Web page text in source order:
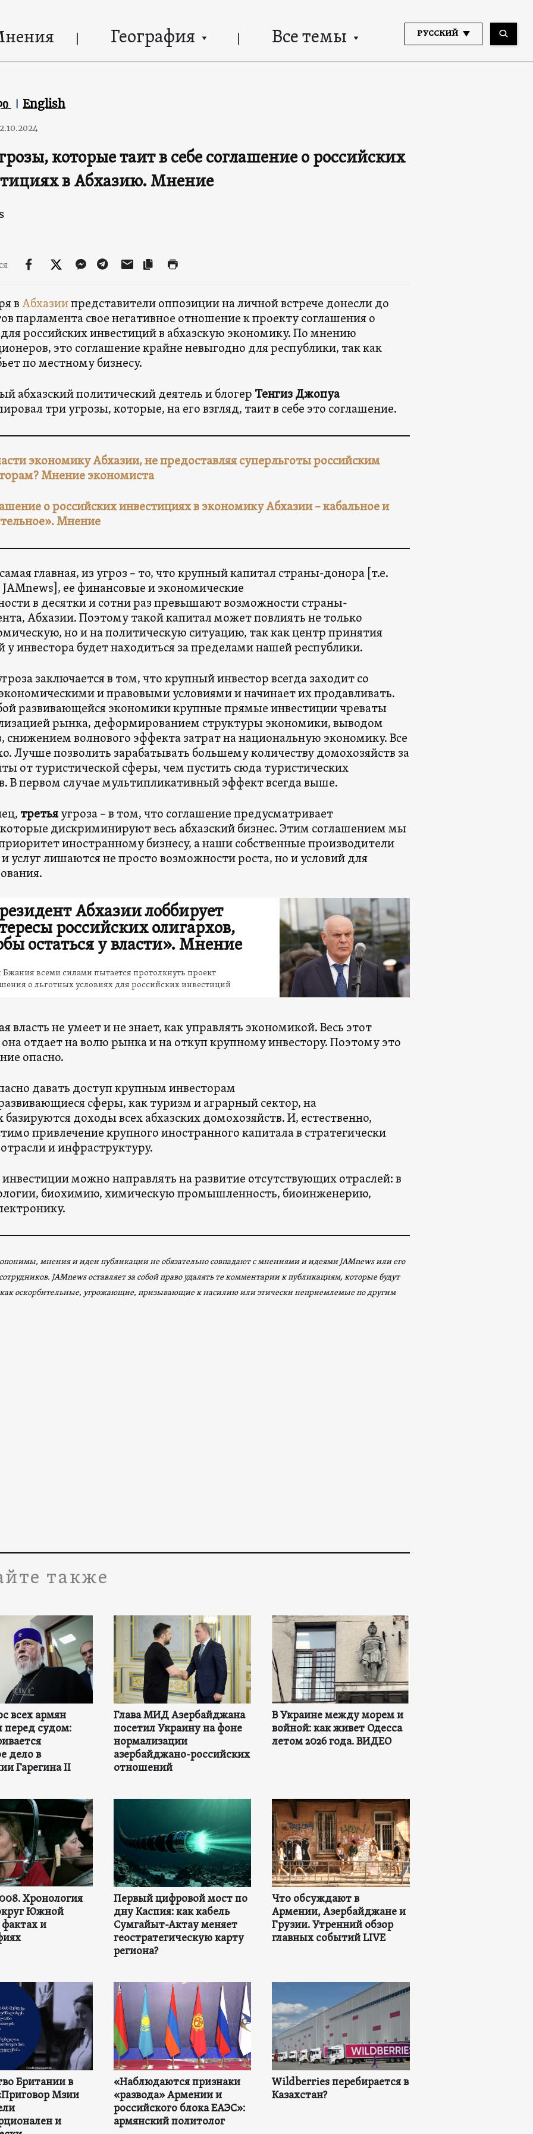
География Все темы РУССКИЙ
English
которые таит в себе соглашение о российских
в Абхазию. Мнение
вАбхазиипредставители оппозиции на личной встрече донесли до
парламента свое негативное отношение к проекту соглашения о
российских инвестиций в абхазскую экономику. По мнению
это соглашение крайне невыгодно для республики, так как
по местному бизнесу.
абхазский политический деятель и блогер Тенгиз Джопуа
три угрозы, которые, на его взгляд, таит в себе это соглашение.
экономику Абхазии, не предоставляя суперльготы российским
Мнение экономиста
о российских инвестициях в экономику Абхазии – кабальное и
Мнение
главная, из угроз – то, что крупный капитал страны-донора [т.е.
ее финансовые и экономические
в десятки и сотни раз превышают возможности страны-
Абхазии. Поэтому такой капитал может повлиять не только
но и на политическую ситуацию, так как центр принятия
инвестора будет находиться за пределами нашей республики.
заключается в том, что крупный инвестор всегда заходит со
и правовыми условиями и начинает их продавливать.
развивающейся экономики крупные прямые инвестиции чреваты
рынка, деформированием структуры экономики, выводом
снижением волнового эффекта затрат на национальную экономику. Все
Лучше позволить зарабатывать большему количеству домохозяйств за
от туристической сферы, чем пустить сюда туристических
В первом случае мультипликативный эффект всегда выше.
третьяугроза – в том, что соглашение предусматривает
дискриминируют весь абхазский бизнес. Этим соглашением мы
иностранному бизнесу, а наши собственные производители
услуг лишаются не просто возможности роста, но и условий для
Абхазии лоббирует
российских олигархов,
остаться у власти». Мнение
Бжания всеми силами пытается протолкнуть проект
о льготных условиях для российских инвестиций
власть не умеет и не знает, как управлять экономикой. Весь этот
отдает на волю рынка и на откуп крупному инвестору. Поэтому это
опасно.
давать доступ крупным инвесторам
сферы, как туризм и аграрный сектор, на
доходы всех абхазских домохозяйств. И, естественно,
привлечение крупного иностранного капитала в стратегически
и инфраструктуру.
можно направлять на развитие отсутствующих отраслей: в
биохимию, химическую промышленность, биоинженерию,
мнения и идеи публикации не обязательно совпадают с мнениями и идеями JAMnews или его
JAMnews оставляет за собой право удалять те комментарии к публикациям, которые будут
оскорбительные, угрожающие, призывающие к насилию или этически неприемлемые по другим
также
всех армян
перед судом:
дело в
Гарегина II
Глава МИД Азербайджана
посетил Украину на фоне
нормализации
азербайджано-российских
отношений
В Украине между морем и
войной: как живет Одесса
летом 2026 года. ВИДЕО
Хронология
Южной
и
Первый цифровой мост по
дну Каспия: как кабель
Сумгайыт-Актау меняет
геостратегическую карту
региона?
Что обсуждают в
Армении, Азербайджане и
Грузии. Утренний обзор
главных событий LIVE
Британии в
Мзии
и
«Наблюдаются признаки
«развода» Армении и
российского блока ЕАЭС»:
армянский политолог
Wildberries перебирается в
Казахстан?